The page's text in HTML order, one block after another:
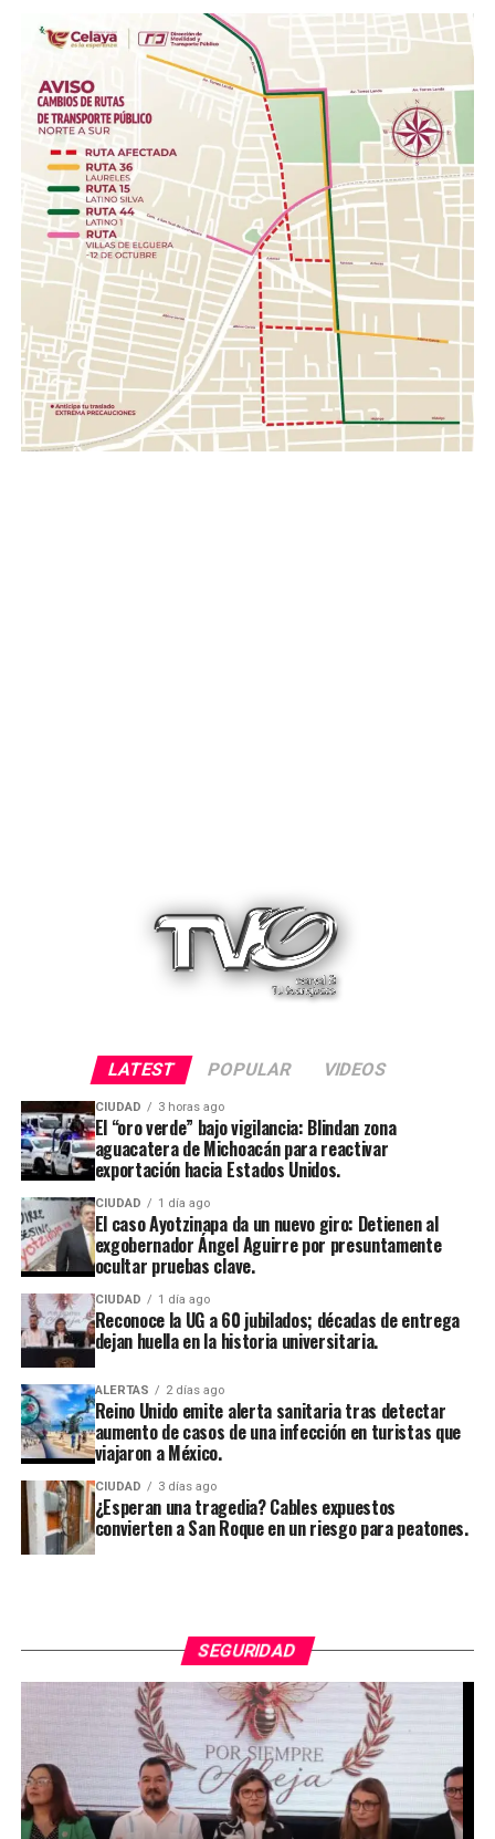
LATEST POPULAR VIDEOS
CIUDAD 3 horas ago
El “oro verde” bajo vigilancia: Blindan zona
aguacatera de Michoacán para reactivar
exportación hacia Estados Unidos.
CIUDAD 1 día ago
El caso Ayotzinapa da un nuevo giro: Detienen al
exgobernador Ángel Aguirre por presuntamente
ocultar pruebas clave.
CIUDAD 1 día ago
Reconoce la UG a 60 jubilados; décadas de entrega
dejan huella en la historia universitaria.
ALERTAS 2 días ago
Reino Unido emite alerta sanitaria tras detectar
aumento de casos de una infección en turistas que
viajaron a México.
CIUDAD 3 días ago
¿Esperan una tragedia? Cables expuestos
convierten a San Roque en un riesgo para peatones.
SEGURIDAD